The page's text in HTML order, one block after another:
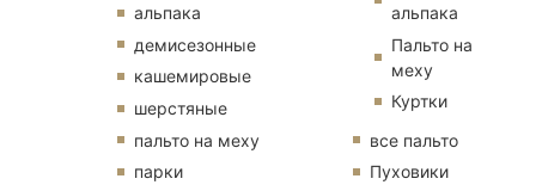
альпака
демисезонные
кашемировые
шерстяные
пальто на меху
парки
альпака
Пальто на
меху
Куртки
все пальто
Пуховики